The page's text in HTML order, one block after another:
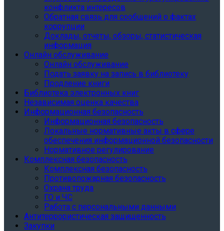
конфликта интересов
Обратная связь для сообщений о фактах
коррупции
Доклады, отчеты, обзоры, статистическая
информация
Онлайн обслуживание
Онлайн обслуживание
Подать заявку на запись в библиотеку
Продление книги
Библиотека электронных книг
Независимая оценка качества
Информационная безопасность
Информационная безопасность
Локальные нормативные акты в сфере
обеспечения информационной безопасности
Нормативное регулирование
Комплексная безопасность
Комплексная безопасность
Противопожарная безопасность
Охрана труда
ГО и ЧС
Работа с персональными данными
Антитеррористическая защищенность
Закупки